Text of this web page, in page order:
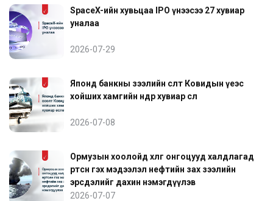
SpaceX-ийн хувьцаа IPO үнээсээ 27 хувиар
уналаа
2026-07-29
Японд банкны зээлийн өсөлт Ковидын үеэс
хойших хамгийн өндөр хувиар өслөө
2026-07-08
Ормузын хоолойд хөлөг онгоцууд халдлагад
өртсөн гэх мэдээлэл нефтийн зах зээлийн
эрсдэлийг дахин нэмэгдүүлэв
2026-07-07